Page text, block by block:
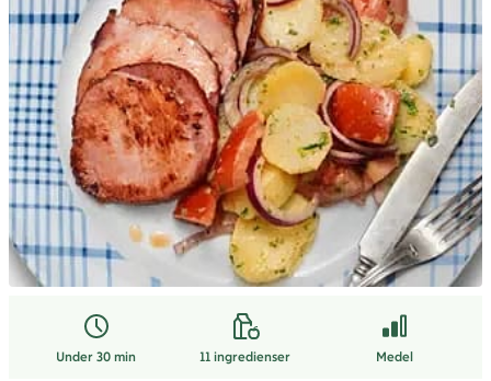
Under 30 min 11ingredienser Medel